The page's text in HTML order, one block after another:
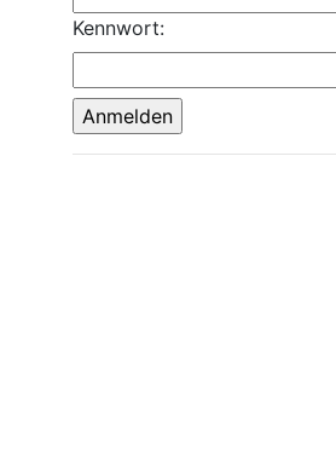
Kennwort: